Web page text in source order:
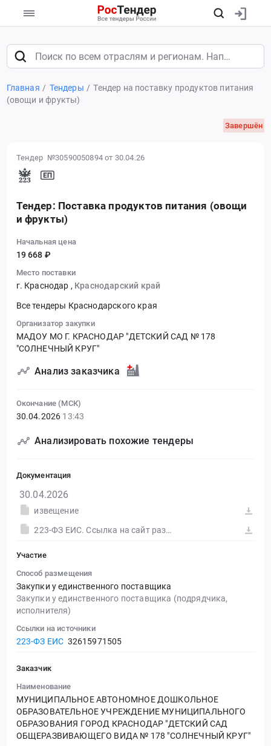
Главная Тендеры
Тендер на поставку продуктов питания
(овощи и фрукты)
Завершён
Тендер №30590050894 от 30.04.26
Тендер: Поставка продуктов питания (овощи
и фрукты)
Начальная цена
19 668 ₽
Место поставки
г. Краснодар , Краснодарский край
Все тендеры Краснодарского края
Организатор закупки
МАДОУ МО Г. КРАСНОДАР "ДЕТСКИЙ САД № 178
"СОЛНЕЧНЫЙ КРУГ"
Анализ заказчика
Окончание (МСК)
30.04.2026 13:43
Анализировать похожие тендеры
Документация
30.04.2026
извещение
223-ФЗ ЕИС. Ссылка на сайт размещения тендера #30590050894.doc
Участие
Способ размещения
Закупки у единственного поставщика
Закупки у единственного поставщика (подрядчика,
исполнителя)
Ссылки на источники
223-ФЗ ЕИС 32615971505
Заказчик
Наименование
МУНИЦИПАЛЬНОЕ АВТОНОМНОЕ ДОШКОЛЬНОЕ
ОБРАЗОВАТЕЛЬНОЕ УЧРЕЖДЕНИЕ МУНИЦИПАЛЬНОГО
ОБРАЗОВАНИЯ ГОРОД КРАСНОДАР "ДЕТСКИЙ САД
ОБЩЕРАЗВИВАЮЩЕГО ВИДА № 178 "СОЛНЕЧНЫЙ КРУГ"